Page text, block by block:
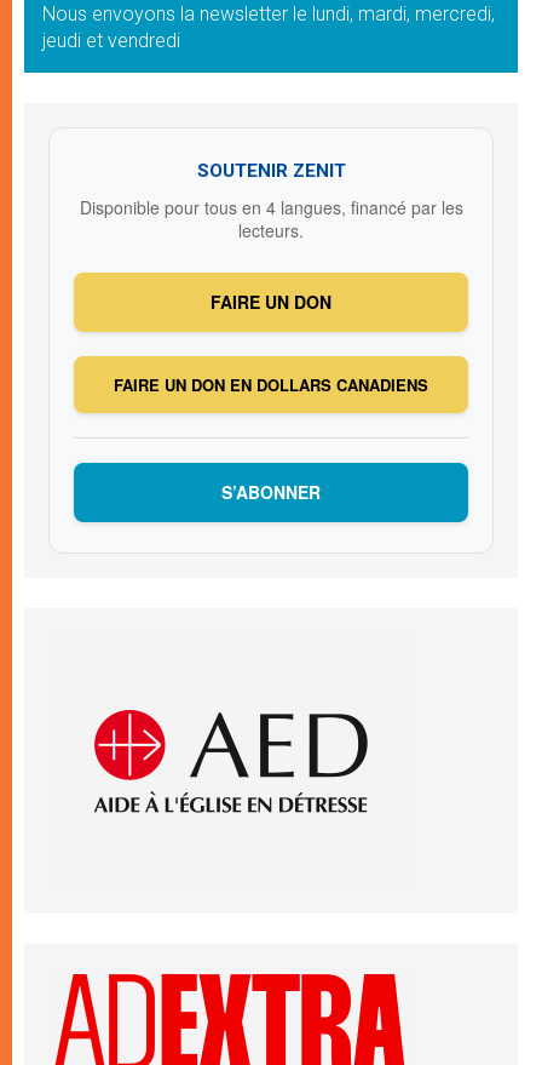
Nous envoyons la newsletter le lundi, mardi, mercredi,
jeudi et vendredi
SOUTENIR ZENIT
Disponible pour tous en 4 langues, financé par les
lecteurs.
FAIRE UN DON
FAIRE UN DON EN DOLLARS CANADIENS
S’ABONNER